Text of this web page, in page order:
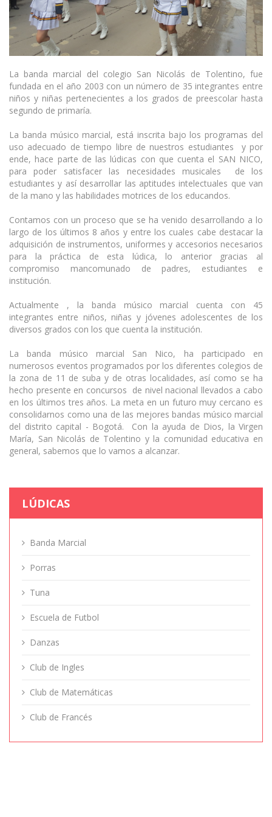
La banda marcial del colegio San Nicolás de Tolentino, fue
fundada en el año 2003 con un número de 35 integrantes entre
niños y niñas pertenecientes a los grados de preescolar hasta
segundo de primaría.
La banda músico marcial, está inscrita bajo los programas del
uso adecuado de tiempo libre de nuestros estudiantes y por
ende, hace parte de las lúdicas con que cuenta el SAN NICO,
para poder satisfacer las necesidades musicales de los
estudiantes y así desarrollar las aptitudes intelectuales que van
de la mano y las habilidades motrices de los educandos.
Contamos con un proceso que se ha venido desarrollando a lo
largo de los últimos 8 años y entre los cuales cabe destacar la
adquisición de instrumentos, uniformes y accesorios necesarios
para la práctica de esta lúdica, lo anterior gracias al
compromiso mancomunado de padres, estudiantes e
institución.
Actualmente , la banda músico marcial cuenta con 45
integrantes entre niños, niñas y jóvenes adolescentes de los
diversos grados con los que cuenta la institución.
La banda músico marcial San Nico, ha participado en
numerosos eventos programados por los diferentes colegios de
la zona de 11 de suba y de otras localidades, así como se ha
hecho presente en concursos de nivel nacional llevados a cabo
en los últimos tres años. La meta en un futuro muy cercano es
consolidarnos como una de las mejores bandas músico marcial
del distrito capital - Bogotá. Con la ayuda de Dios, la Virgen
María, San Nicolás de Tolentino y la comunidad educativa en
general, sabemos que lo vamos a alcanzar.
LÚDICAS
Banda Marcial
Porras
Tuna
Escuela de Futbol
Danzas
Club de Ingles
Club de Matemáticas
Club de Francés